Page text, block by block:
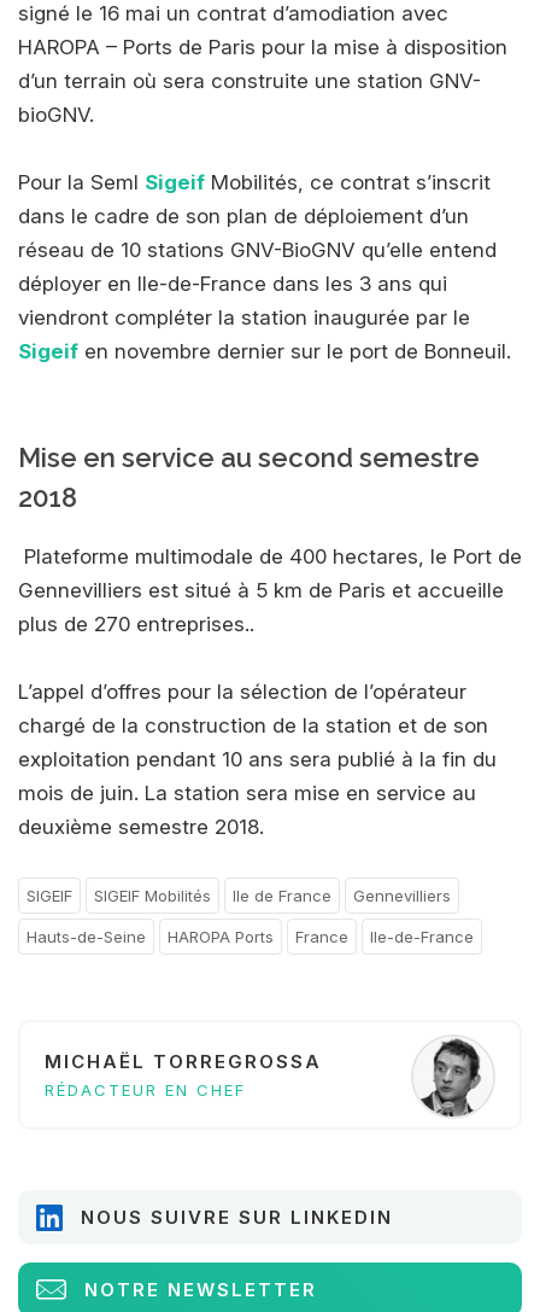
signé le 16 mai un contrat d’amodiation avec
HAROPA – Ports de Paris pour la mise à disposition
d’un terrain où sera construite une station GNV-
bioGNV.
Pour la Seml Sigeif Mobilités, ce contrat s’inscrit
dans le cadre de son plan de déploiement d’un
réseau de 10 stations GNV-BioGNV qu’elle entend
déployer en Ile-de-France dans les 3 ans qui
viendront compléter la station inaugurée par le
Sigeif en novembre dernier sur le port de Bonneuil.
Mise en service au second semestre
2018
Plateforme multimodale de 400 hectares, le Port de
Gennevilliers est situé à 5 km de Paris et accueille
plus de 270 entreprises..
L’appel d’offres pour la sélection de l’opérateur
chargé de la construction de la station et de son
exploitation pendant 10 ans sera publié à la fin du
mois de juin. La station sera mise en service au
deuxième semestre 2018.
SIGEIF SIGEIF Mobilités Ile de France Gennevilliers
Hauts-de-Seine HAROPA Ports France Ile-de-France
MICHAËL TORREGROSSA
RÉDACTEUR EN CHEF
NOUS SUIVRE SUR LINKEDIN
NOTRE NEWSLETTER